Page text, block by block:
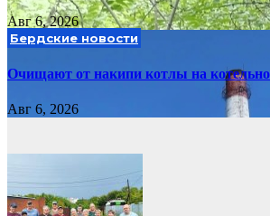
Авг 6, 2026
Бердские новости
Очищают от накипи котлы на
Авг 6, 2026